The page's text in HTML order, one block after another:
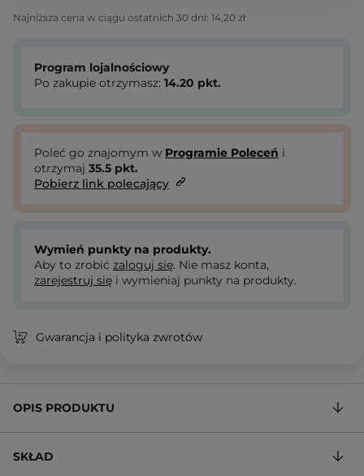
Najniższa cena w ciągu ostatnich 30 dni: 14,20 zł
Program lojalnościowy
Po zakupie otrzymasz: 14.20 pkt.
Poleć go znajomym w Programie Poleceń i
otrzymaj 35.5 pkt.
Pobierz link polecający
Wymień punkty na produkty.
Aby to zrobić zaloguj się. Nie masz konta,
zarejestruj się i wymieniaj punkty na produkty.
Gwarancja i polityka zwrotów
OPIS PRODUKTU
SKŁAD